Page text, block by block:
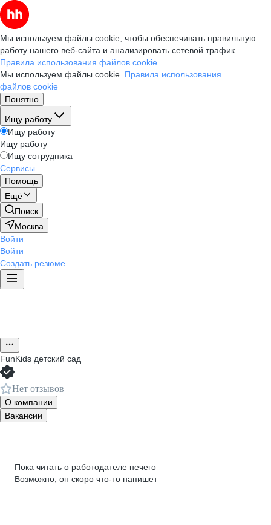
Мы используем файлы cookie, чтобы обеспечивать правильную
работу нашего веб-сайта и анализировать сетевой трафик.
Правила использования файлов cookie
Мы используем файлы cookie. Правила использования
файлов cookie
Понятно
Ищу работу
Ищу работу
Ищу работу
Ищу сотрудника
Сервисы
Помощь
Ещё
Поиск
Москва
Войти
Войти
Создать резюме
FunKids детский сад
Нет отзывов
О компании
Вакансии
Пока читать о работодателе нечего
Возможно, он скоро что‑то напишет